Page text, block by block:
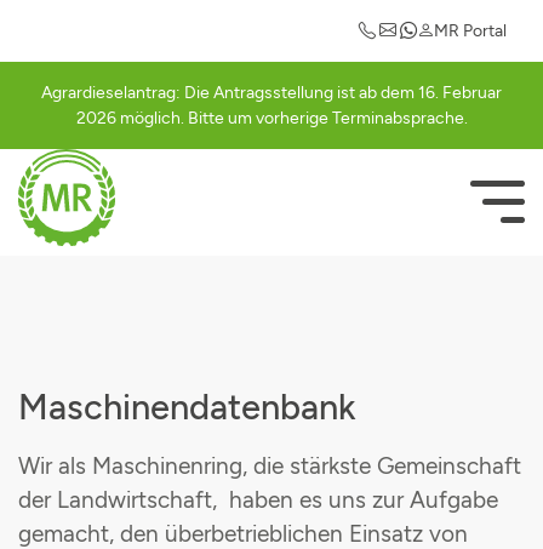
MR Portal
Agrardieselantrag: Die Antragsstellung ist ab dem 16. Februar
2026 möglich. Bitte um vorherige Terminabsprache.
Maschinendatenbank
Wir als Maschinenring, die stärkste Gemeinschaft
der Landwirtschaft, haben es uns zur Aufgabe
gemacht, den überbetrieblichen Einsatz von
Ansprechpartner
Abrechnungssätze
Mitglied werden
Agrarterminkalender
MR-Portal
Abrechnung
Ackerschlagkartei
Agrardieselantrag
Düngeberatung
Elektroprüfung
Maschinengemeinschaften
Güllegemeinschaft Cham
Güllegemeinschaft Schwarzachtal
Häckslergemeinschaft Cham
Cultanausbringgemeinschaft
Grasdurchsähgemeinschaft
Grünlandpflegegemeinschaft
Auto
Betriebsausstattung
Strom
Registrierung
Bestätigungsseite